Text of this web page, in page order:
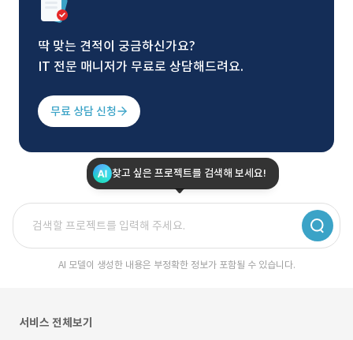
딱 맞는 견적이 궁금하신가요?
IT 전문 매니저가 무료로 상담해드려요.
무료 상담 신청
찾고 싶은 프로젝트를 검색해 보세요!
AI 모델이 생성한 내용은 부정확한 정보가 포함될 수 있습니다.
서비스 전체보기